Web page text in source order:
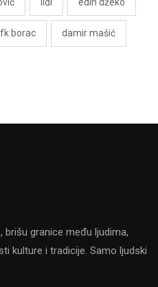
fk borac damir mašić
brišu granice među ljudima,
kulture i tradicije. Samo ljudski